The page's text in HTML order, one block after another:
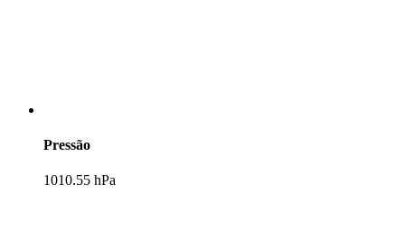
Pressão
1010.55 hPa